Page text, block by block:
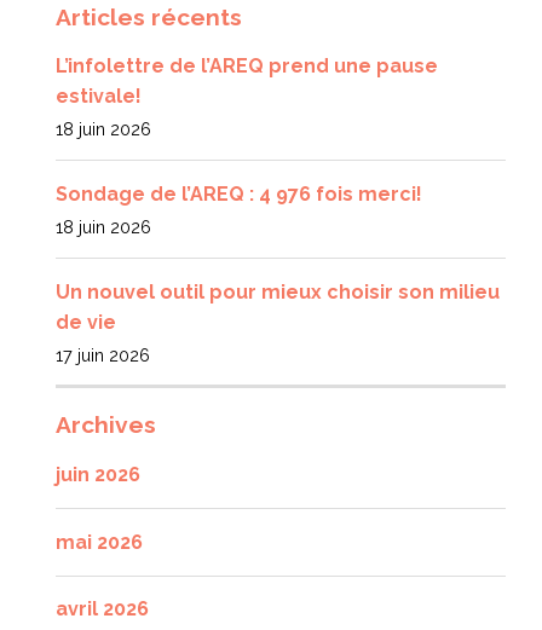
Articles récents
L’infolettre de l’AREQ prend une pause
estivale!
18 juin 2026
Sondage de l’AREQ : 4 976 fois merci!
18 juin 2026
Un nouvel outil pour mieux choisir son milieu
de vie
17 juin 2026
Archives
juin 2026
mai 2026
avril 2026